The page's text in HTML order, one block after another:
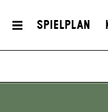
Spielplan